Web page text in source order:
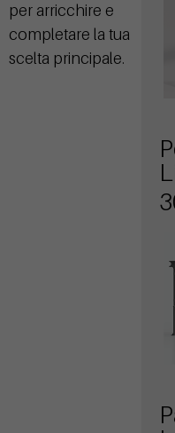
per arricchire e
completare la tua
scelta principale.